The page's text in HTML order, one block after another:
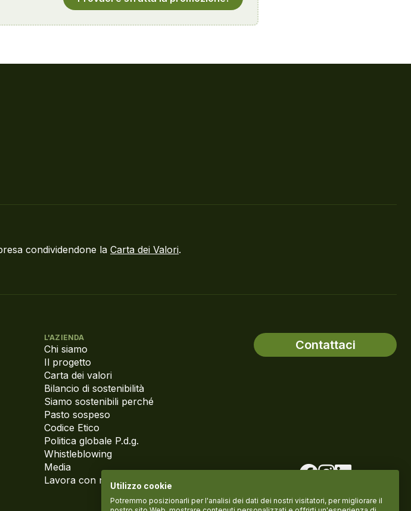
condividendone la Carta dei Valori.
L'AZIENDA
Chi siamo
Il progetto
Carta dei valori
Bilancio di sostenibilità
Siamo sostenibili perché
Pasto sospeso
Codice Etico
Politica globale P.d.g.
Whistleblowing
Media
Lavora con noi
Contattaci
Utilizzo cookie
Potremmo posizionarli per l'analisi dei dati dei nostri visitatori, per migliorare il